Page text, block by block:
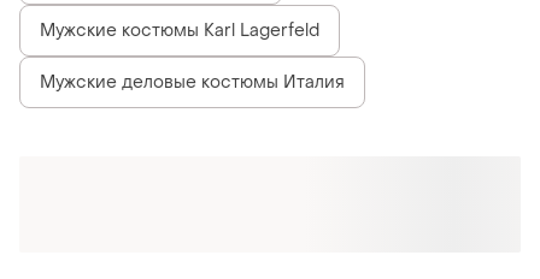
Мужские костюмы Karl Lagerfeld
Мужские деловые костюмы Италия